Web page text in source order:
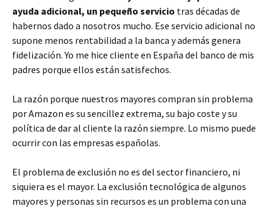
ayuda adicional, un pequeño servicio tras décadas de
habernos dado a nosotros mucho. Ese servicio adicional no
supone menos rentabilidad a la banca y además genera
fidelización. Yo me hice cliente en España del banco de mis
padres porque ellos están satisfechos.
La razón porque nuestros mayores compran sin problema
por Amazon es su sencillez extrema, su bajo coste y su
política de dar al cliente la razón siempre. Lo mismo puede
ocurrir con las empresas españolas.
El problema de exclusión no es del sector financiero, ni
siquiera es el mayor. La exclusión tecnológica de algunos
mayores y personas sin recursos es un problema con una